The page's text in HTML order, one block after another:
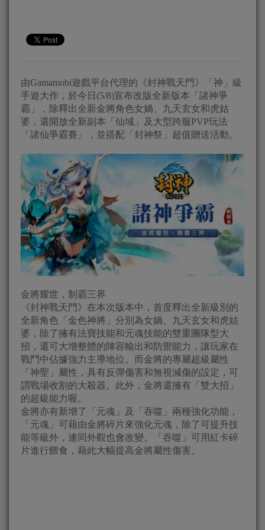
由Gamamobi遊戲平台代理的《封神戰天門》「神」級
手遊大作，於今日(5/8)宣布改版全新版本「諸神爭
霸」，除釋出全新金將角色女媧、九天玄女和虎姑
婆，還開放全新副本「仙域」及大型跨服PVP玩法
「諸仙爭霸賽」，並搭配「封神祭」超值贈送活動。
金將耀世，制霸三界
《封神戰天門》在本次版本中，首度釋出全新級別的
全新角色「金色神將」分別為女媧、九天玄女和虎姑
婆，除了擁有法寶技能和元魂技能的雙重團隊型大
招，還可大增整體的陣容輸出和防禦能力，讓玩家在
戰鬥中佔據強力主導地位。而金將的專屬超級屬性
「神聖」屬性，具有反彈傷害和無視減傷的設定，可
謂戰場收割的大殺器。此外，金將還擁有「雙大招」
的超級能力喔。
金將亦有新增了「元魂」及「吞噬」兩種強化功能，
「元魂」可藉由金將碎片來強化元魂，除了可提升技
能等級外，連同外觀也會改變。「吞噬」可用紅卡碎
片進行餵食，藉此大幅提高金將屬性傷害。